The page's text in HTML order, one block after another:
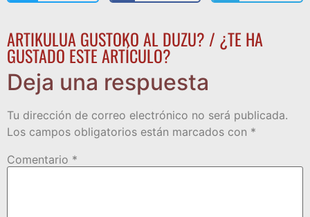
ARTIKULUA GUSTOKO AL DUZU? / ¿TE HA
GUSTADO ESTE ARTÍCULO?
Deja una respuesta
Tu dirección de correo electrónico no será publicada.
Los campos obligatorios están marcados con *
Comentario *